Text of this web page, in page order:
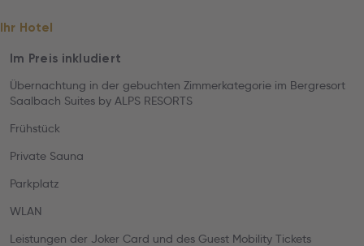
Ihr Hotel
Im Preis inkludiert
Übernachtung in der gebuchten Zimmerkategorie im Bergresort
Saalbach Suites by ALPS RESORTS
Frühstück
Private Sauna
Parkplatz
WLAN
Leistungen der Joker Card und des Guest Mobility Tickets